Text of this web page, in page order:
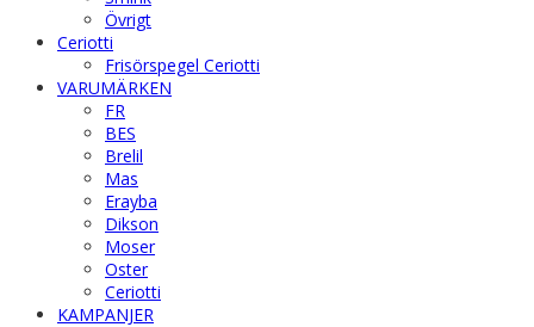
Övrigt
Ceriotti
Frisörspegel Ceriotti
VARUMÄRKEN
FR
BES
Brelil
Mas
Erayba
Dikson
Moser
Oster
Ceriotti
KAMPANJER